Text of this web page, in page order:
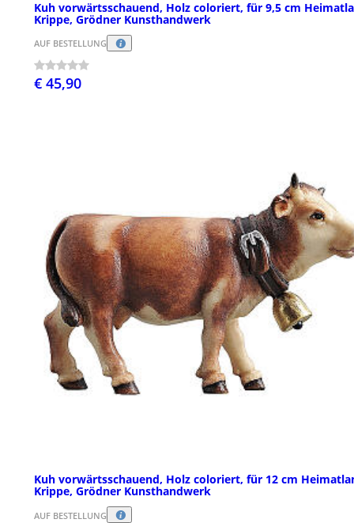
Kuh vorwärtsschauend, Holz coloriert, für 9,5 cm
Krippe, Grödner Kunsthandwerk
AUF BESTELLUNG
€ 45,90
Kuh vorwärtsschauend, Holz coloriert, für 12 cm
Krippe, Grödner Kunsthandwerk
AUF BESTELLUNG